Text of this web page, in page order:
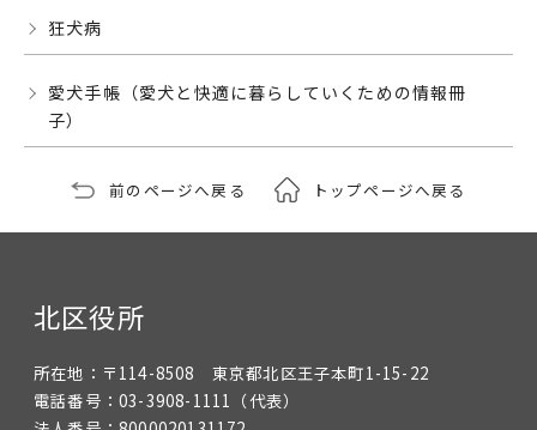
狂犬病
愛犬手帳（愛犬と快適に暮らしていくための情報冊
子）
前のページへ戻る トップページへ戻る
北区役所
所在地： 〒114-8508 東京都北区王子本町1-15-22
電話番号： 03-3908-1111 （代表）